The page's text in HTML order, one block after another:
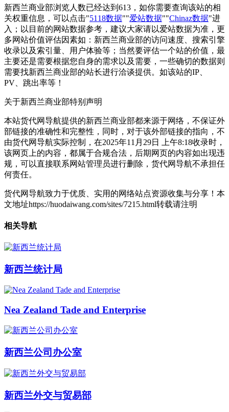
新西兰商业部浏览人数已经达到613，如你需要查询该站的相
关权重信息，可以点击"5118数据""爱站数据""Chinaz数据"进
入；以目前的网站数据参考，建议大家请以爱站数据为准，更
多网站价值评估因素如：新西兰商业部的访问速度、搜索引擎
收录以及索引量、用户体验等；当然要评估一个站的价值，最
主要还是需要根据您自身的需求以及需要，一些确切的数据则
需要找新西兰商业部的站长进行洽谈提供。如该站的IP、
PV、跳出率等！
关于新西兰商业部特别声明
本站货代网导航提供的新西兰商业部都来源于网络，不保证外
部链接的准确性和完整性，同时，对于该外部链接的指向，不
由货代网导航实际控制，在2025年11月29日 上午8:18收录时，
该网页上的内容，都属于合规合法，后期网页的内容如出现违
规，可以直接联系网站管理员进行删除，货代网导航不承担任
何责任。
货代网导航致力于优质、实用的网络站点资源收集与分享！ 本
文地址https://huodaiwang.com/sites/7215.html转载请注明
相关导航
新西兰统计局
Nea Zealand Tade and Enterprise
新西兰公司办公室
新西兰外交与贸易部